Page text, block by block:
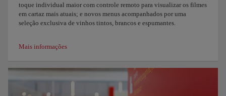
toque individual maior com controle remoto para visualizar os filmes
em cartaz mais atuais; e novos menus acompanhados por uma
seleção exclusiva de vinhos tintos, brancos e espumantes.
Mais informações